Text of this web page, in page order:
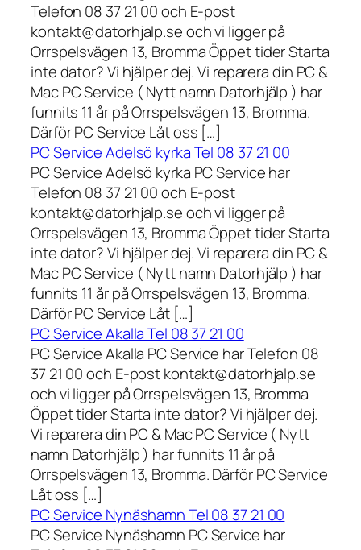
Telefon 08 37 21 00 och E-post
kontakt@datorhjalp.se och vi ligger på
Orrspelsvägen 13, Bromma Öppet tider Starta
inte dator? Vi hjälper dej. Vi reparera din PC &
Mac PC Service ( Nytt namn Datorhjälp ) har
funnits 11 år på Orrspelsvägen 13, Bromma.
Därför PC Service Låt oss […]
PC Service Adelsö kyrka Tel 08 37 21 00
PC Service Adelsö kyrka PC Service har
Telefon 08 37 21 00 och E-post
kontakt@datorhjalp.se och vi ligger på
Orrspelsvägen 13, Bromma Öppet tider Starta
inte dator? Vi hjälper dej. Vi reparera din PC &
Mac PC Service ( Nytt namn Datorhjälp ) har
funnits 11 år på Orrspelsvägen 13, Bromma.
Därför PC Service Låt […]
PC Service Akalla Tel 08 37 21 00
PC Service Akalla PC Service har Telefon 08
37 21 00 och E-post kontakt@datorhjalp.se
och vi ligger på Orrspelsvägen 13, Bromma
Öppet tider Starta inte dator? Vi hjälper dej.
Vi reparera din PC & Mac PC Service ( Nytt
namn Datorhjälp ) har funnits 11 år på
Orrspelsvägen 13, Bromma. Därför PC Service
Låt oss […]
PC Service Nynäshamn Tel 08 37 21 00
PC Service Nynäshamn PC Service har